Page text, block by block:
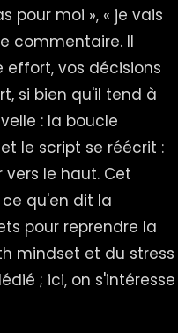
pour moi », « je vais
commentaire. Il
vos décisions
si bien qu'il tend à
: la boucle
le script se réécrit :
le haut. Cet
qu'en dit la
pour reprendre la
mindset et du stress
; ici, on s'intéresse